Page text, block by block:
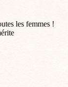
les femmes !